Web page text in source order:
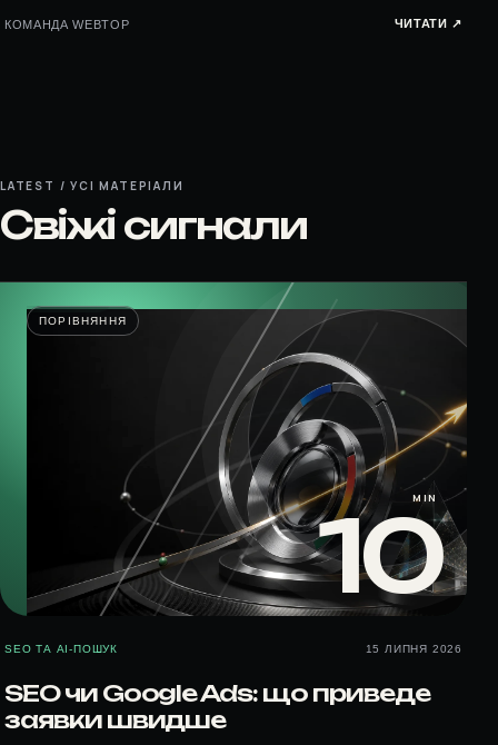
КОМАНДА WEBTOP ЧИТАТИ ↗︎
LATEST / УСІ МАТЕРІАЛИ
Свіжі сигнали
ПОРІВНЯННЯ
10
MIN
SEO ТА AI-ПОШУК 15 ЛИПНЯ 2026
SEO чи Google Ads: що приведе
заявки швидше